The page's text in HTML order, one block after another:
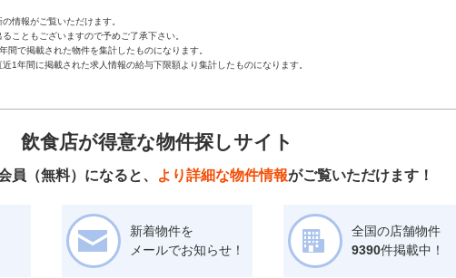
情報がご覧いただけます。
こともございますので予めご了承下さい。
で掲載された物件を集計したものになります。
1年間に掲載された求人情報の給与下限額より集計したものになります。
飲食店が得意な物件探しサイト
員（無料）になると、 より詳細な物件情報がご覧いただけます！
新着物件を
メールでお知らせ！
全国の店舗物件
9390件掲載中！